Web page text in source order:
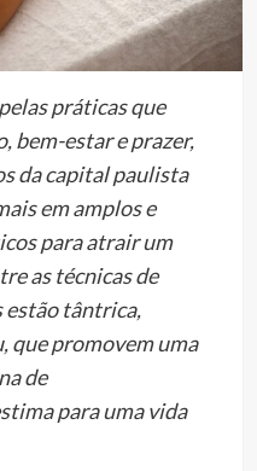
práticas que
bem-estar e prazer,
da capital paulista
em amplos e
para atrair um
as técnicas de
estão tântrica,
que promovem uma
de
para uma vida